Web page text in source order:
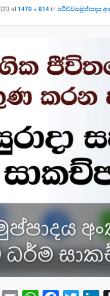
at1470 × 814in පටිච්චසමුප්පාදය